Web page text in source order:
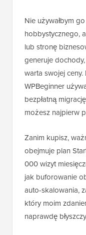
Nie używałbym
hobbystycznego,
lub stronę
generuje
warta swojej
WPBeginner
bezpłatną
możesz najpierw
Zanim kupisz,
obejmuje plan
000 wizyt
jak buforowanie
auto-skalowania,
który moim
naprawdę